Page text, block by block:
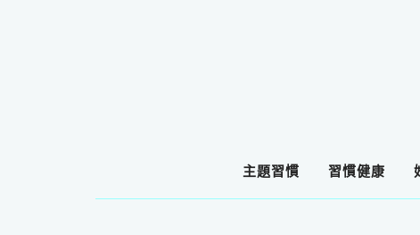
主題習慣 習慣健康